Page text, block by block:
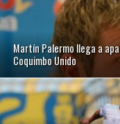
Martín Palermo llega a
Coquimbo Unido